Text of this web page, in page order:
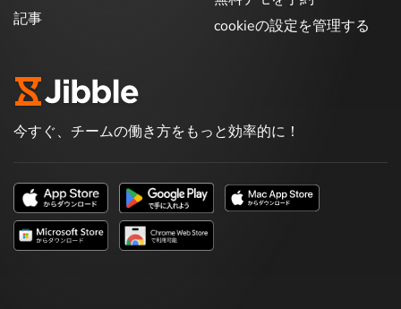
記事
cookieの設定を管理する
今すぐ、チームの働き方をもっと効率的に！